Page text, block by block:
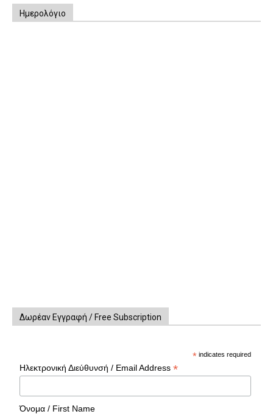
Ημερολόγιο
Δωρέαν Εγγραφή / Free Subscription
* indicates required
Ηλεκτρονική Διεύθυνσή / Email Address*
Όνομα / First Name